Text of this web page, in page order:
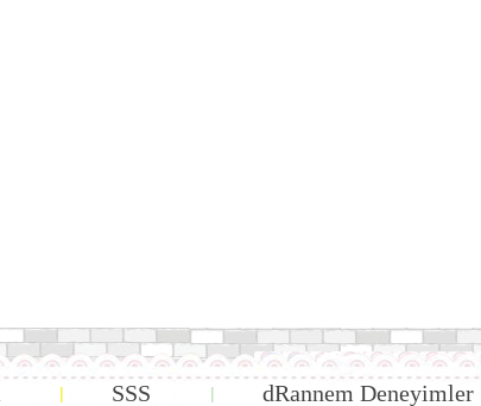
| SSS | dRannem Deneyimler